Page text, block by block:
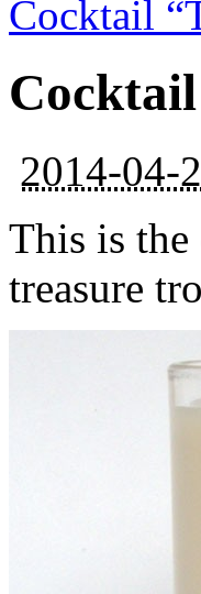
Cocktail
2014-04-
This is the
treasure